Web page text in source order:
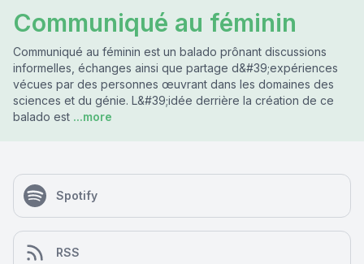
Communiqué au féminin
Communiqué au féminin est un balado prônant discussions
informelles, échanges ainsi que partage d&#39;expériences
vécues par des personnes œuvrant dans les domaines des
sciences et du génie. L&#39;idée derrière la création de ce
balado est ...more
Spotify
RSS